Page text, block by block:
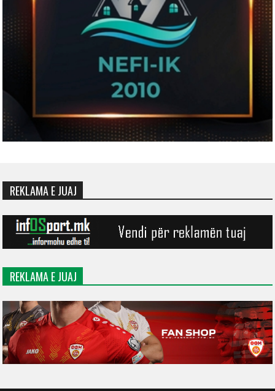
REKLAMA E JUAJ
REKLAMA E JUAJ